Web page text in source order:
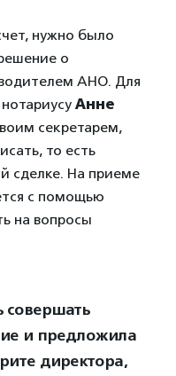
нужно было
о
АНО. Для
Анне
секретарем,
то есть
сделке. На приеме
с помощью
на вопросы
совершать
и предложила
директора,